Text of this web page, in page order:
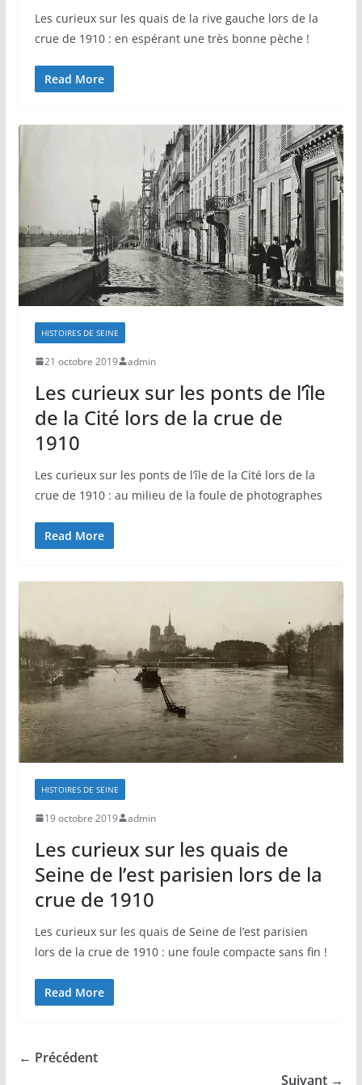
Les curieux sur les quais de la rive gauche lors de la
crue de 1910 : en espérant une très bonne pèche !
Read More
HISTOIRES DE SEINE
21 octobre 2019 admin
Les curieux sur les ponts de l’île
de la Cité lors de la crue de
1910
Les curieux sur les ponts de l’île de la Cité lors de la
crue de 1910 : au milieu de la foule de photographes
Read More
HISTOIRES DE SEINE
19 octobre 2019 admin
Les curieux sur les quais de
Seine de l’est parisien lors de la
crue de 1910
Les curieux sur les quais de Seine de l’est parisien
lors de la crue de 1910 : une foule compacte sans fin !
Read More
← Précédent
Suivant →